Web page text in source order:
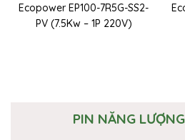
Ecopower EP100-7R5G-SS2-
PV (7.5Kw – 1P 220V)
PIN NĂNG